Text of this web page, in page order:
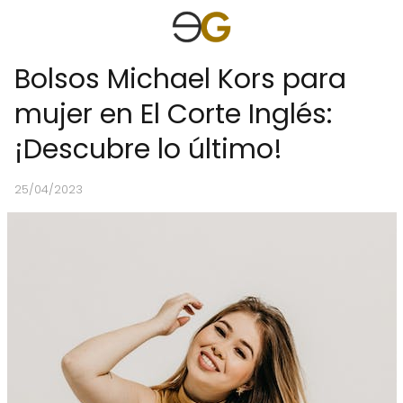
Bolsos Michael Kors para
mujer en El Corte Inglés:
¡Descubre lo último!
25/04/2023